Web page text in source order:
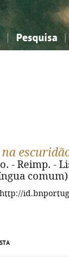
Pesquisa
- Reimp. -